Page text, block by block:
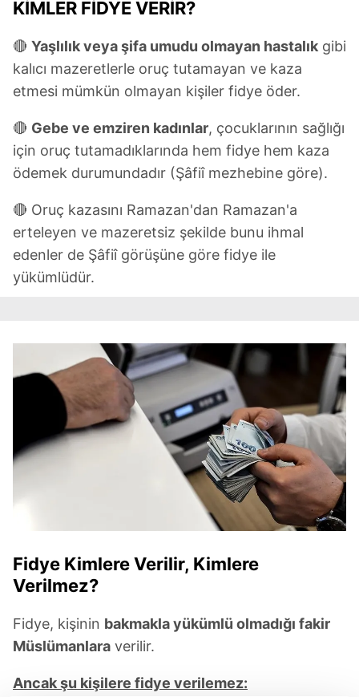
KİMLER FİDYE VERİR?
🔴 Yaşlılık veya şifa umudu olmayan hastalık gibi
kalıcı mazeretlerle oruç tutamayan ve kaza
etmesi mümkün olmayan kişiler fidye öder.
🔴 Gebe ve emziren kadınlar, çocuklarının sağlığı
için oruç tutamadıklarında hem fidye hem kaza
ödemek durumundadır (Şâfiî mezhebine göre).
🔴 Oruç kazasını Ramazan'dan Ramazan'a
erteleyen ve mazeretsiz şekilde bunu ihmal
edenler de Şâfiî görüşüne göre fidye ile
yükümlüdür.
Fidye Kimlere Verilir, Kimlere
Verilmez?
Fidye, kişinin bakmakla yükümlü olmadığı fakir
Müslümanlara verilir.
Ancak şu kişilere fidye verilemez: